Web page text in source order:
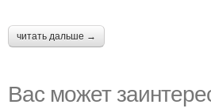
читать дальше →
Вас может